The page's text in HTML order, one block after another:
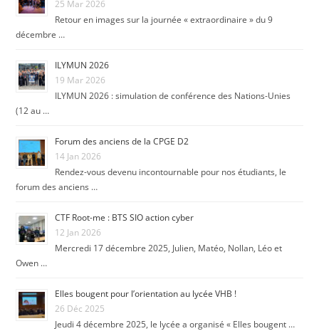
25 Mar 2026
Retour en images sur la journée « extraordinaire » du 9
décembre …
ILYMUN 2026
19 Mar 2026
ILYMUN 2026 : simulation de conférence des Nations-Unies
(12 au …
Forum des anciens de la CPGE D2
14 Jan 2026
Rendez-vous devenu incontournable pour nos étudiants, le
forum des anciens …
CTF Root-me : BTS SIO action cyber
12 Jan 2026
Mercredi 17 décembre 2025, Julien, Matéo, Nollan, Léo et
Owen …
Elles bougent pour l’orientation au lycée VHB !
26 Déc 2025
Jeudi 4 décembre 2025, le lycée a organisé « Elles bougent …